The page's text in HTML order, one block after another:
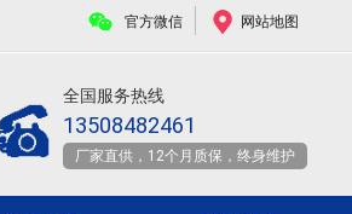
官方微信 网站地图
全国服务热线
13508482461
厂家直供，12个月质保，终身维护